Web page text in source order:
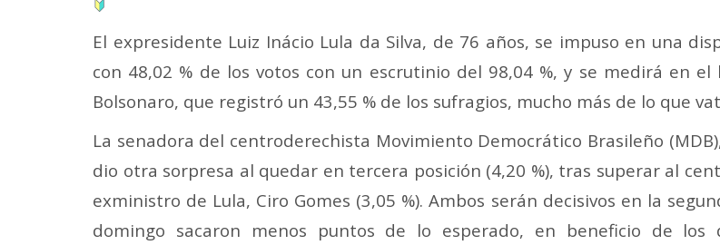
El expresidente Luiz Inácio Lula da Silva, de 76 años, se impuso en una
con 48,02 % de los votos con un escrutinio del 98,04 %, y se medirá en
Bolsonaro, que registró un 43,55 % de los sufragios, mucho más de lo que
La senadora del centroderechista Movimiento Democrático Brasileño
dio otra sorpresa al quedar en tercera posición (4,20 %), tras superar al
exministro de Lula, Ciro Gomes (3,05 %). Ambos serán decisivos en la
domingo sacaron menos puntos de lo esperado, en beneficio de los